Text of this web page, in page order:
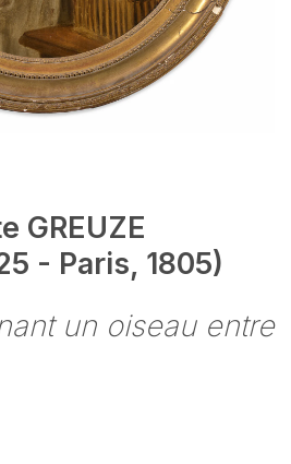
GREUZE
- Paris, 1805)
un oiseau entre